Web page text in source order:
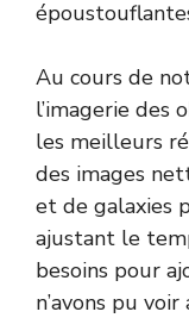
Au cours de
l’imagerie des
les meilleurs
des images
et de galaxies
ajustant le
besoins pour
n’avons pu